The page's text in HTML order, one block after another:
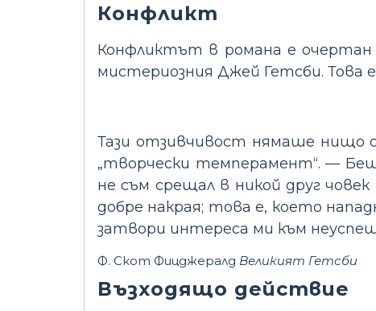
Конфликт
Конфликтът в романа е
мистериозния Джей Гетсби. Това
Тази отзивчивост нямаше нищо
„творчески темперамент“. —
не съм срещал в никой друг
добре накрая; това е, което
затвори интереса ми към
Ф. Скот Фицджералд Великият Гетсби
Възходящо действие